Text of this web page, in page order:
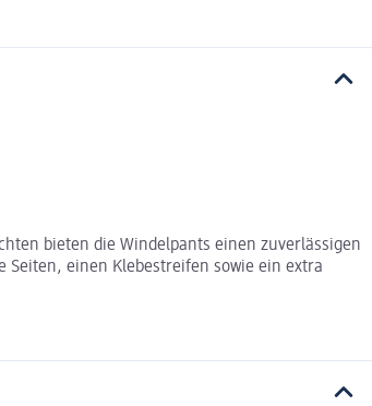
bieten die Windelpants einen zuverlässigen
Seiten, einen Klebestreifen sowie ein extra